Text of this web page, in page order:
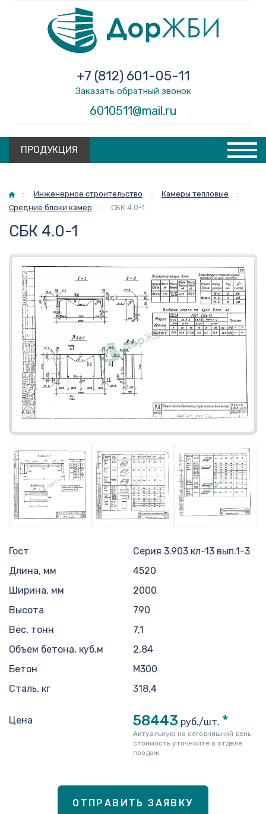
6010511@mail.ru
+7 (812) 601-05-11
Заказать обратный звонок
ПРОДУКЦИЯ
Главная
:: Инженерное строительство :: Камеры тепловые
::
Средние блоки камер
:: СБК 4.0-1
СБК 4.0-1
Гост
Серия 3.903 кл-13 вып.1-3
Длина, мм
4520
Ширина, мм
2000
Высота
790
Вес, тонн
7,1
Объем бетона, куб.м
2,84
Бетон
М300
Сталь, кг
318,4
Цена 58443 руб./шт. *
Актуальную на сегодняшний день
стоимость уточняйте в отделе
продаж.
ОТПРАВИТЬ ЗАЯВКУ